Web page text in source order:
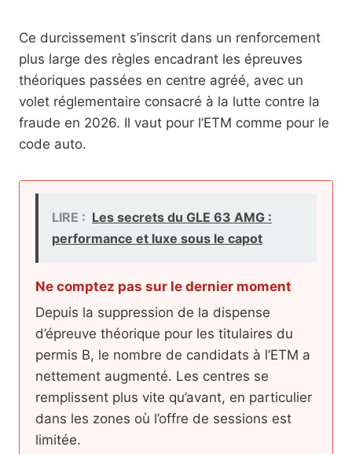
Ce durcissement s’inscrit dans un renforcement
plus large des règles encadrant les épreuves
théoriques passées en centre agréé, avec un
volet réglementaire consacré à la lutte contre la
fraude en 2026. Il vaut pour l’ETM comme pour le
code auto.
LIRE : Les secrets du GLE 63 AMG :
performance et luxe sous le capot
Ne comptez pas sur le dernier moment
Depuis la suppression de la dispense
d’épreuve théorique pour les titulaires du
permis B, le nombre de candidats à l’ETM a
nettement augmenté. Les centres se
remplissent plus vite qu’avant, en particulier
dans les zones où l’offre de sessions est
limitée.